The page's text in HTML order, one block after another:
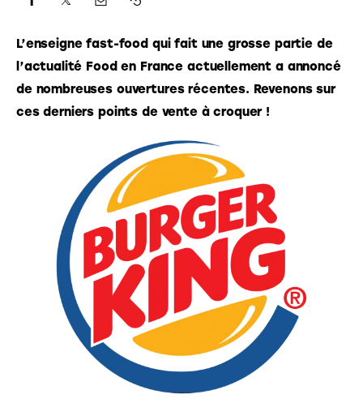
L’enseigne fast-food qui fait une grosse partie de
l’actualité Food en France actuellement a annoncé
de nombreuses ouvertures récentes. Revenons sur
ces derniers points de vente à croquer !